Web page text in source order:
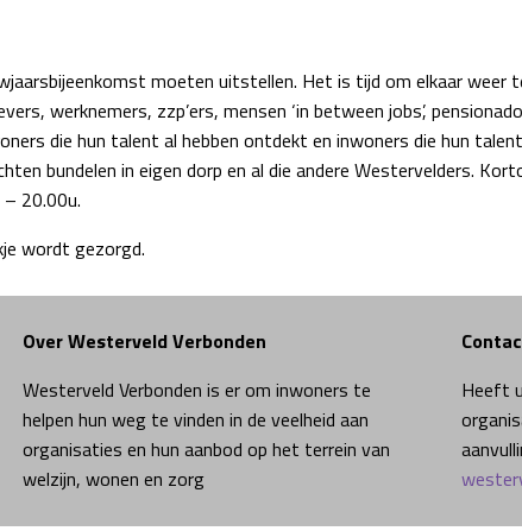
moeten uitstellen. Het is tijd om elkaar weer
werknemers, zzp’ers, mensen ‘in between jobs’,
die hun talent al hebben ontdekt en inwoners die hun
bundelen in eigen dorp en al die andere Westervelders.
20.00u.
wordt gezorgd.
Over Westerveld Verbonden
Westerveld Verbonden is er om inwoners te
helpen hun weg te vinden in de veelheid aan
organisaties en hun aanbod op het terrein van
welzijn, wonen en zorg
Heeft